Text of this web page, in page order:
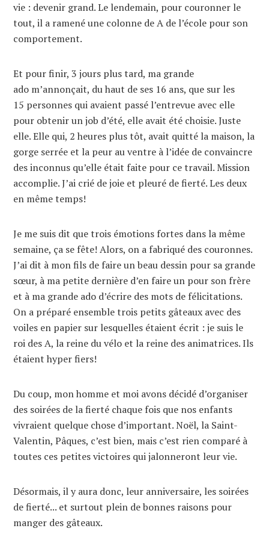
vie : devenir grand. Le lendemain, pour couronner le
tout, il a ramené une colonne de A de l’école pour son
comportement.
Et pour finir, 3 jours plus tard, ma grande
ado m’annonçait, du haut de ses 16 ans, que sur les
15 personnes qui avaient passé l’entrevue avec elle
pour obtenir un job d’été, elle avait été choisie. Juste
elle. Elle qui, 2 heures plus tôt, avait quitté la maison, la
gorge serrée et la peur au ventre à l’idée de convaincre
des inconnus qu’elle était faite pour ce travail. Mission
accomplie. J’ai crié de joie et pleuré de fierté. Les deux
en même temps!
Je me suis dit que trois émotions fortes dans la même
semaine, ça se fête! Alors, on a fabriqué des couronnes.
J’ai dit à mon fils de faire un beau dessin pour sa grande
sœur, à ma petite dernière d’en faire un pour son frère
et à ma grande ado d’écrire des mots de félicitations.
On a préparé ensemble trois petits gâteaux avec des
voiles en papier sur lesquelles étaient écrit : je suis le
roi des A, la reine du vélo et la reine des animatrices. Ils
étaient hyper fiers!
Du coup, mon homme et moi avons décidé d’organiser
des soirées de la fierté chaque fois que nos enfants
vivraient quelque chose d’important. Noël, la Saint-
Valentin, Pâques, c’est bien, mais c’est rien comparé à
toutes ces petites victoires qui jalonneront leur vie.
Désormais, il y aura donc, leur anniversaire, les soirées
de fierté... et surtout plein de bonnes raisons pour
manger des gâteaux.